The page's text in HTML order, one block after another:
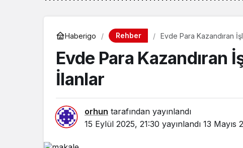
Haberigo Rehber Evde Para Kazandıran
Evde Para Kazandıran
İlanlar
orhun tarafından yayınlandı
15 Eylül 2025, 21:30 yayınlandı 13 Mayıs